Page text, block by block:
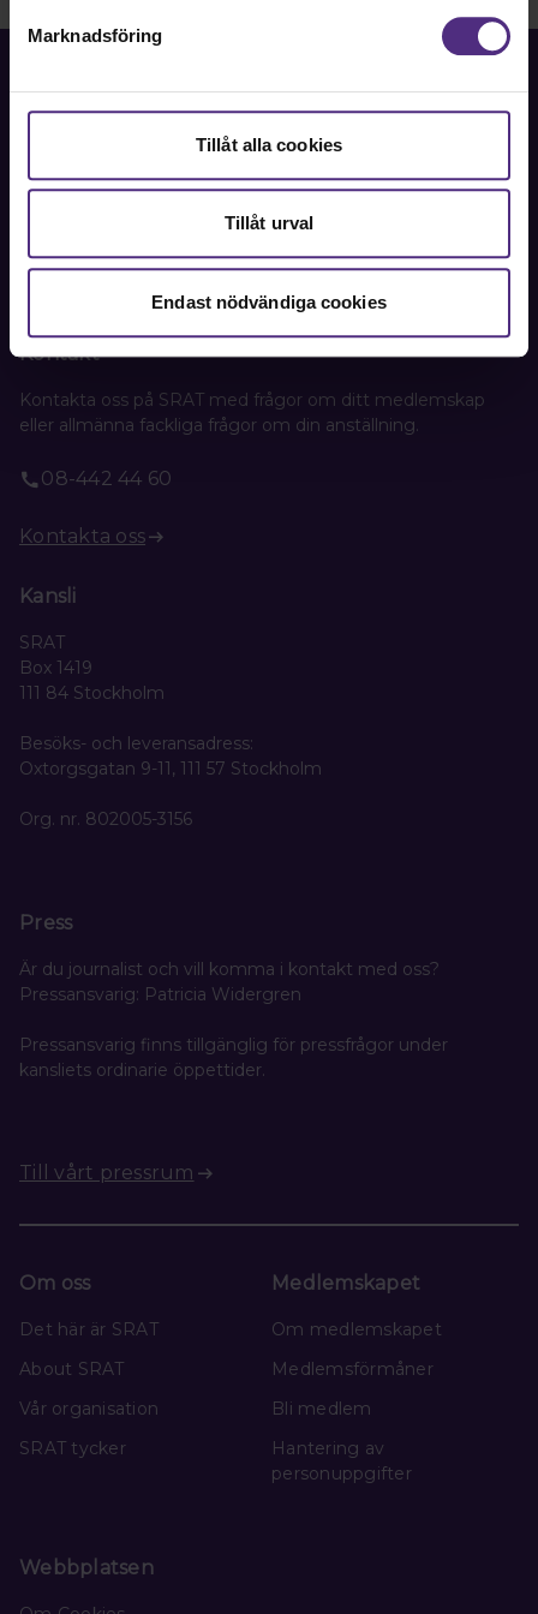
Marknadsföring
Tillåt alla cookies
Tillåt urval
Endast nödvändiga cookies
professioner.
Kontakt
Kontakta oss på SRAT med frågor om ditt medlemskap
eller allmänna fackliga frågor om din anställning.
08-442 44 60
Kontakta oss
Kansli
SRAT
Box 1419
111 84 Stockholm
Besöks- och leveransadress:
Oxtorgsgatan 9-11, 111 57 Stockholm
Org. nr. 802005-3156
Press
Är du journalist och vill komma i kontakt med oss?
Pressansvarig: Patricia Widergren
Pressansvarig finns tillgänglig för pressfrågor under
kansliets ordinarie öppettider.
Till vårt pressrum
Om oss
Det här är SRAT
About SRAT
Vår organisation
SRAT tycker
Medlemskapet
Om medlemskapet
Medlemsförmåner
Bli medlem
Hantering av
personuppgifter
Webbplatsen